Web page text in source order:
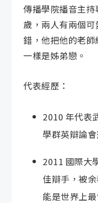
傳播學院播音主
歲，兩人有兩個
錯，他把他的老
一樣是姊弟戀。
代表經歷：
2010 年代表
學群英辯論
2011 國際大
佳辯手，被
能是世界上最